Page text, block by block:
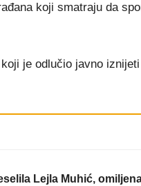
koji smatraju da
je odlučio javno
Lejla Muhić,